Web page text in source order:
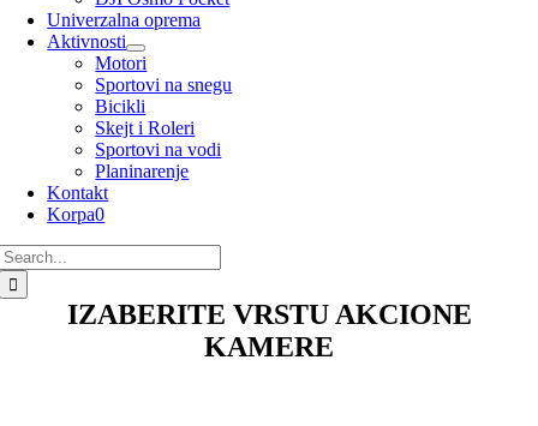
Univerzalna oprema
Aktivnosti
Motori
Sportovi na snegu
Bicikli
Skejt i Roleri
Sportovi na vodi
Planinarenje
Kontakt
Korpa0
IZABERITE VRSTU AKCIONE
KAMERE